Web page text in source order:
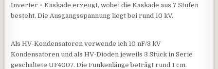
Inverter + Kaskade erzeugt, wobei die Kaskade aus 7 Stufen
besteht. Die Ausgangsspannung liegt bei rund 10 kV.
Als HV-Kondensatoren verwende ich 10 nF/3 kV
Kondensatoren und als HV-Dioden jeweils 3 Stück in Serie
geschaltete UF4007. Die Funkenlänge beträgt rund 1 cm.